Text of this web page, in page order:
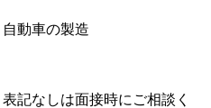
自動車の製造
記なしは面接時にご相談く